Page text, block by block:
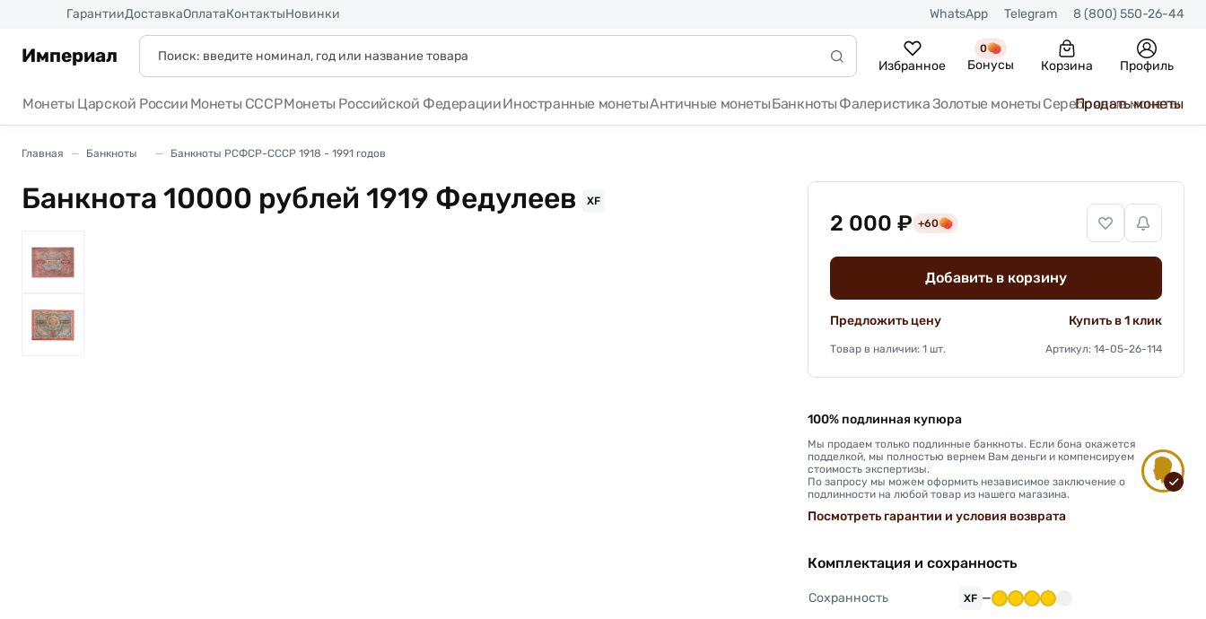
ГарантииДоставкаОплатаКонтактыНовинки WhatsApp Telegram 8 (800) 550-26-44
Империал Избранное
0
Бонусы Корзина Профиль
Монеты Царской России Монеты СССРМонеты Российской ФедерацииИностранные монетыАнтичные монетыБанкноты ФалеристикаЗолотые монеты Серебряные монеты
Продать монеты
Главная Банкноты Банкноты РСФСР-СССР 1918 - 1991 годов
Банкнота 10000 рублей 1919 Федулеев XF
2 000 ₽ +60
Добавить в корзину
Предложить цену Купить в 1 клик
Товар в наличии: 1 шт. Артикул: 14-05-26-114
100% подлинная купюра
Мы продаем только подлинные банкноты. Если бона окажется
подделкой, мы полностью вернем Вам деньги и компенсируем
стоимость экспертизы.
По запросу мы можем оформить независимое заключение о
подлинности на любой товар из нашего магазина.
Посмотреть гарантии и условия возврата
Комплектация и сохранность
Сохранность XF —